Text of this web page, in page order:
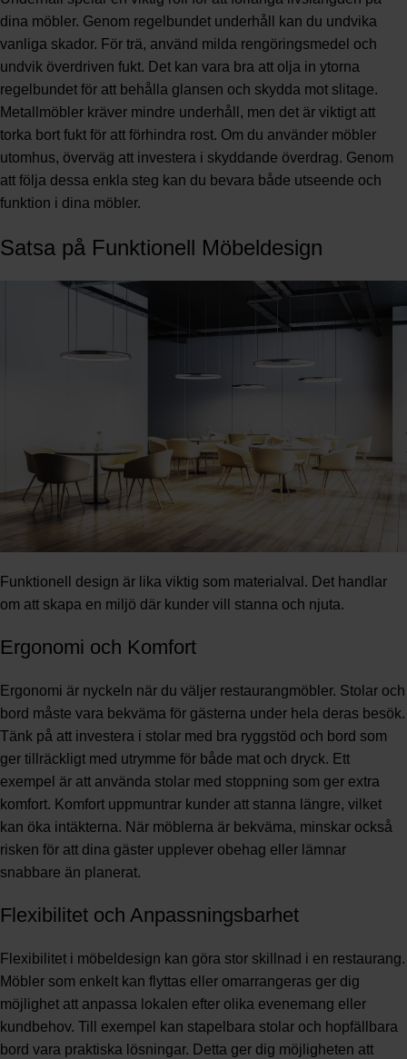
dina möbler. Genom regelbundet underhåll kan du undvika
vanliga skador. För trä, använd milda rengöringsmedel och
undvik överdriven fukt. Det kan vara bra att olja in ytorna
regelbundet för att behålla glansen och skydda mot slitage.
Metallmöbler kräver mindre underhåll, men det är viktigt att
torka bort fukt för att förhindra rost. Om du använder möbler
utomhus, överväg att investera i skyddande överdrag. Genom
att följa dessa enkla steg kan du bevara både utseende och
funktion i dina möbler.
Satsa på Funktionell Möbeldesign
Funktionell design är lika viktig som materialval. Det handlar
om att skapa en miljö där kunder vill stanna och njuta.
Ergonomi och Komfort
Ergonomi är nyckeln när du väljer restaurangmöbler. Stolar och
bord måste vara bekväma för gästerna under hela deras besök.
Tänk på att investera i stolar med bra ryggstöd och bord som
ger tillräckligt med utrymme för både mat och dryck. Ett
exempel är att använda stolar med stoppning som ger extra
komfort. Komfort uppmuntrar kunder att stanna längre, vilket
kan öka intäkterna. När möblerna är bekväma, minskar också
risken för att dina gäster upplever obehag eller lämnar
snabbare än planerat.
Flexibilitet och Anpassningsbarhet
Flexibilitet i möbeldesign kan göra stor skillnad i en restaurang.
Möbler som enkelt kan flyttas eller omarrangeras ger dig
möjlighet att anpassa lokalen efter olika evenemang eller
kundbehov. Till exempel kan stapelbara stolar och hopfällbara
bord vara praktiska lösningar. Detta ger dig möjligheten att